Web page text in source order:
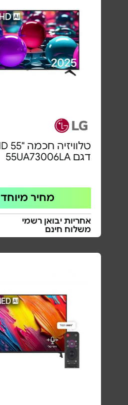
דגם 55UA73006LA
מחיר מיוחד
אחריות יבואן רשמי
משלוח חינם